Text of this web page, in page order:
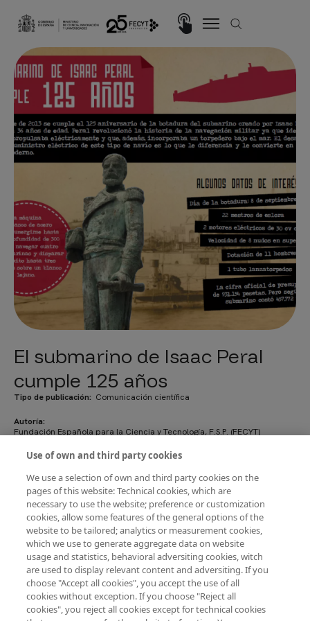
Imagen
El submarino de Isaac Peral
cumple 125 años
Tipo de publicación Comunicación científica
Autoría
Fundación Española para la Ciencia y Tecnología, F.S.P. (FECYT)
Año de edición 2012
En septiembre de 2013 se ha cumplido el 125 aniversario de la
botadura del submarino creado por Isaac Peral en 1888. Con motivo de
esta efeméride, hemos realizado un folleto en el que describimos cómo
lo construyó, detallamos algunas características del mismo y
explicamos cómo este inventor revolucionó la historia de la navegación
militar al idear la primera nave que se propulsaba eléctricamente y
que, además, incorporaba un torpedero bajo el mar.
Descargar PDF
Use of own and third party cookies
We use a selection of own and third party cookies on the
pages of this website: Technical cookies, which are
necessary to use the website; preference or customization
cookies, allow some features of the general options of the
website to be tailored; analytics or measurement cookies,
which we use to generate aggregate data on website
usage and statistics, behavioral adversiting cookies, witch
are used to display relevant content and adversiting. If you
choose "Accept all cookies", you accept the use of all
cookies without exception. If you choose "Reject all
cookies", you reject all cookies except for technical cookies